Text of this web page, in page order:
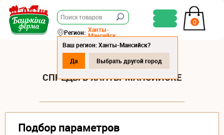
0
Регион: Ханты-
Мансийск
Ваш регион: Ханты-Мансийск?
Да
Выбрать другой город
СПРЕДЫ В ХАНТЫ-МАНСИЙСКЕ
Подбор параметров